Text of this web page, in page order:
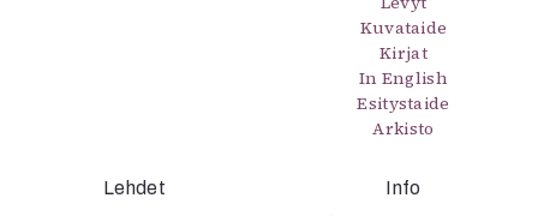
Kuvataide
Kirjat
In English
Esitystaide
Arkisto
Lehdet Info